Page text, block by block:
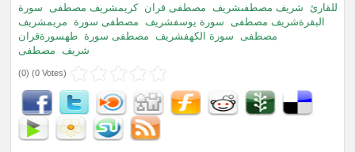
للقارئ شريف مصطفىشريف مصطفى قران كريمشريف مصطفى سورة
البقرةشريف مصطفى سورة يوسفشريف مصطفى سورة
مريمشريف
مصطفى سورة الكهفشريف مصطفى سورة
طهسورةقران
شريف
مصطفى
(0) (0 Votes)